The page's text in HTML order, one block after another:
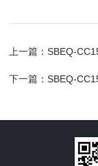
上一篇：SBEQ-
下一篇：SBEQ-